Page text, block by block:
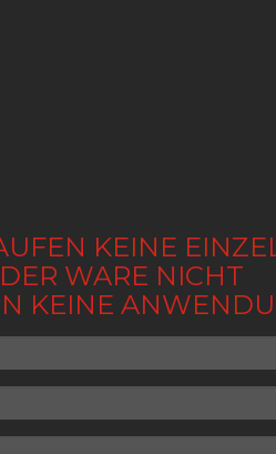
KEINE
WARE NICHT
KEINE